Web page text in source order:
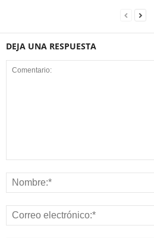
DEJA UNA RESPUESTA